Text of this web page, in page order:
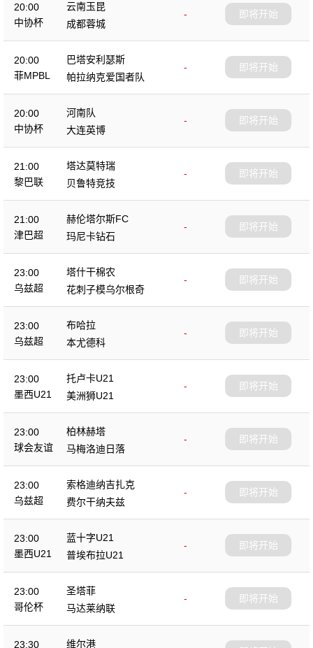
20:00
中协杯
云南玉昆
-
成都蓉城
即将开始
20:00
菲MPBL
巴塔安利瑟斯
-
帕拉纳克爱国者队
即将开始
20:00
中协杯
河南队
-
大连英博
即将开始
21:00
黎巴联
塔达莫特瑞
-
贝鲁特竞技
即将开始
21:00
津巴超
赫伦塔尔斯FC
-
玛尼卡钻石
即将开始
23:00
乌兹超
塔什干棉农
-
花刺子模乌尔根奇
即将开始
23:00
乌兹超
布哈拉
-
本尤德科
即将开始
23:00
墨西U21
托卢卡U21
-
美洲狮U21
即将开始
23:00
球会友谊
柏林赫塔
-
马梅洛迪日落
即将开始
23:00
乌兹超
索格迪纳吉扎克
-
费尔干纳夫兹
即将开始
23:00
墨西U21
蓝十字U21
-
普埃布拉U21
即将开始
23:00
哥伦杯
圣塔菲
-
马达莱纳联
即将开始
23:30 维尔港